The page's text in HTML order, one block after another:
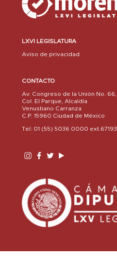
LXVI LEGISLATURA
Aviso de privacidad
CONTACTO
Av. Congreso de la Unión No. 66,
Col. El Parque, Alcaldía
Venustiano Carranza
C.P. 15960 Ciudad de México
Tel: 01 (55) 5036 0000 ext.67193